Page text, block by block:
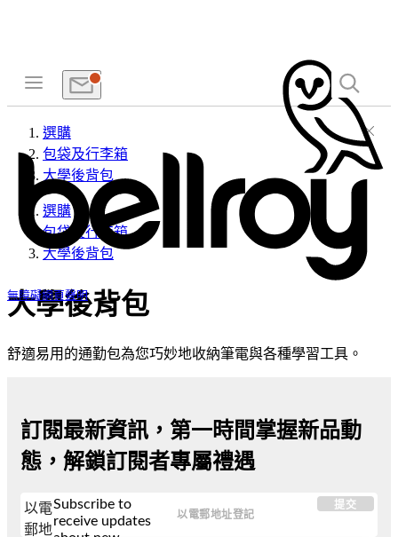
無障礙網頁聲明
選購
包袋及行李箱
大學後背包
選購
包袋及行李箱
大學後背包
大學後背包
舒適易用的通勤包為您巧妙地收納筆電與各種學習工具。
訂閱最新資訊，第一時間掌握新品動
態，解鎖訂閱者專屬禮遇
以電
郵地
Subscribe to
receive updates
提交